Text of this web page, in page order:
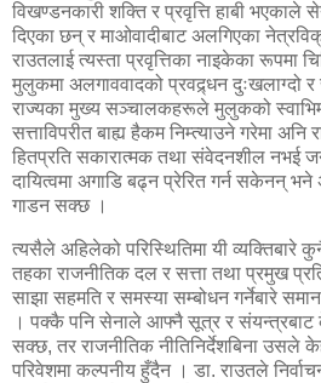
विखण्डनकारी शक्ति र प्रवृत्ति हाबी भएकाले
दिएका छन् र माओवादीबाट अलगिएका
राउतलाई त्यस्ता प्रवृत्तिका नाइकेका रूपमा
मुलुकमा अलगाववादको प्रवद्र्धन दुःखलाग्दो
राज्यका मुख्य सञ्चालकहरूले मुलुकको
सत्ताविपरीत बाह्य हैकम निम्त्याउने गरेमा
हितप्रति सकारात्मक तथा संवेदनशील नभई
दायित्वमा अगाडि बढ्न प्रेरित गर्न सकेनन् भने
गाडन सक्छ ।
त्यसैले अहिलेको परिस्थितिमा यी व्यक्तिबारे
तहका राजनीतिक दल र सत्ता तथा प्रमुख
साझा सहमति र समस्या सम्बोधन गर्नेबारे
। पक्कै पनि सेनाले आफ्नै सूत्र र संयन्त्रबाट
सक्छ, तर राजनीतिक नीतिनिर्देशबिना उसले
परिवेशमा कल्पनीय हुँदैन । डा. राउतले